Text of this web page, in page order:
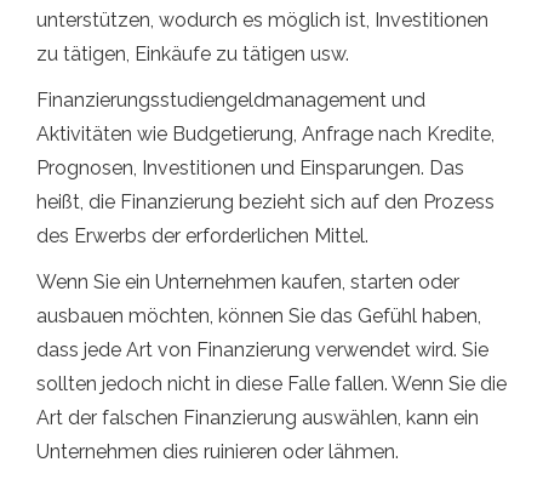
unterstützen, wodurch es möglich ist, Investitionen
zu tätigen, Einkäufe zu tätigen usw.
Finanzierungsstudiengeldmanagement und
Aktivitäten wie Budgetierung, Anfrage nach Kredite,
Prognosen, Investitionen und Einsparungen. Das
heißt, die Finanzierung bezieht sich auf den Prozess
des Erwerbs der erforderlichen Mittel.
Wenn Sie ein Unternehmen kaufen, starten oder
ausbauen möchten, können Sie das Gefühl haben,
dass jede Art von Finanzierung verwendet wird. Sie
sollten jedoch nicht in diese Falle fallen. Wenn Sie die
Art der falschen Finanzierung auswählen, kann ein
Unternehmen dies ruinieren oder lähmen.